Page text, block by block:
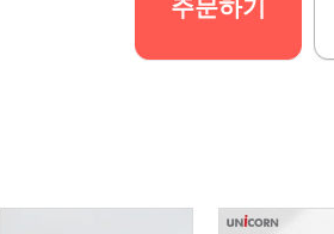
주문하기